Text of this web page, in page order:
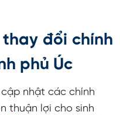
đổi chính
phủ Úc
nhật các chính
thuận lợi cho sinh